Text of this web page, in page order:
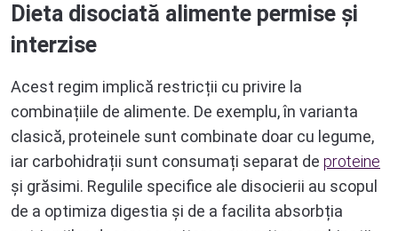
Dieta disociată alimente permise și
interzise
Acest regim implică restricții cu privire la
combinațiile de alimente. De exemplu, în varianta
clasică, proteinele sunt combinate doar cu legume,
iar carbohidrații sunt consumați separat de proteine
și grăsimi. Regulile specifice ale disocierii au scopul
de a optimiza digestia și de a facilita absorbția